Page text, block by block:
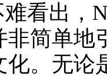
看出，
非简单地
化。无